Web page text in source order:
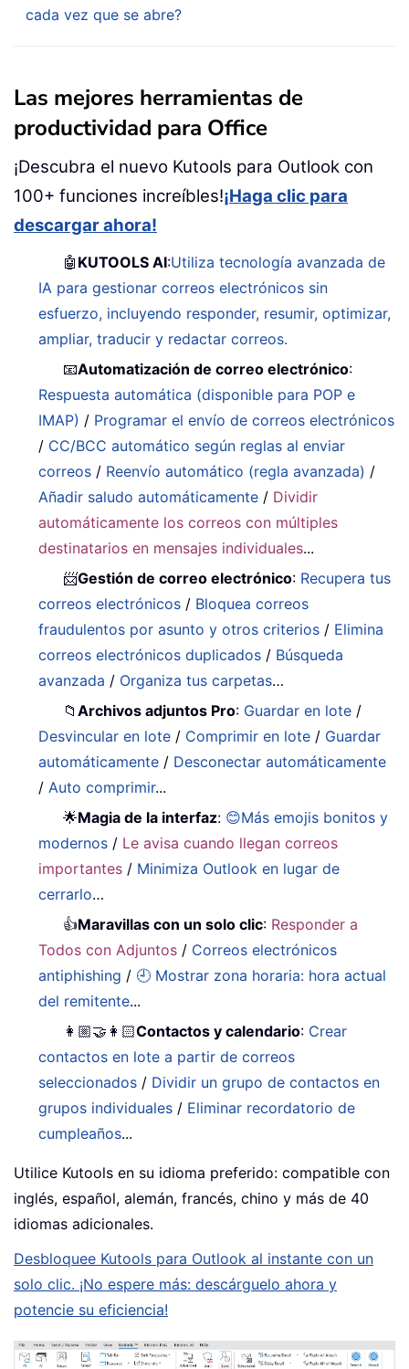
cada vez que se abre?
Las mejores herramientas de
productividad para Office
¡Descubra el nuevo Kutools para Outlook con
100+ funciones increíbles!¡Haga clic para
descargar ahora!
🤖 KUTOOLS AI:Utiliza tecnología avanzada de
IA para gestionar correos electrónicos sin
esfuerzo, incluyendo responder, resumir, optimizar,
ampliar, traducir y redactar correos.
📧Automatización de correo electrónico:
Respuesta automática (disponible para POP e
IMAP) / Programar el envío de correos electrónicos
/ CC/BCC automático según reglas al enviar
correos / Reenvío automático (regla avanzada) /
Añadir saludo automáticamente / Dividir
automáticamente los correos con múltiples
destinatarios en mensajes individuales...
📨Gestión de correo electrónico: Recupera tus
correos electrónicos / Bloquea correos
fraudulentos por asunto y otros criterios / Elimina
correos electrónicos duplicados / Búsqueda
avanzada / Organiza tus carpetas…
📁Archivos adjuntos Pro: Guardar en lote /
Desvincular en lote / Comprimir en lote / Guardar
automáticamente / Desconectar automáticamente
/Auto comprimir...
🌟Magia de la interfaz: 😊Más emojis bonitos y
modernos / Le avisa cuando llegan correos
importantes / Minimiza Outlook en lugar de
cerrarlo…
👍Maravillas con un solo clic: Responder a
Todos con Adjuntos / Correos electrónicos
antiphishing / 🕘 Mostrar zona horaria: hora actual
del remitente...
👩🏼‍🤝‍👩🏻Contactos y calendario: Crear
contactos en lote a partir de correos
seleccionados / Dividir un grupo de contactos en
grupos individuales / Eliminar recordatorio de
cumpleaños...
Utilice Kutools en su idioma preferido: compatible con
inglés, español, alemán, francés, chino y más de 40
idiomas adicionales.
Desbloquee Kutools para Outlook al instante con un
solo clic. ¡No espere más: descárguelo ahora y
potencie su eficiencia!